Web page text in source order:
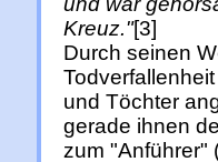
Kreuz."[3]
Durch seinen
und Töchter
gerade ihnen
zum "Anführer"